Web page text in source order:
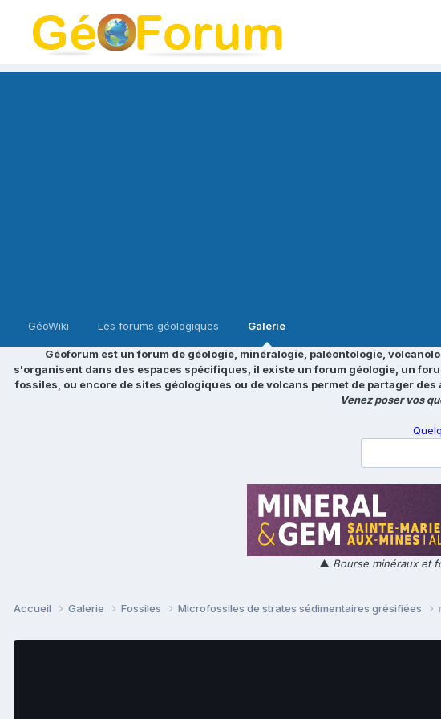
GéoWiki Les forums géologiques Galerie
Géoforum est un forum de géologie, minéralogie, paléontologie,
s'organisent dans des espaces spécifiques, il existe un forum géologie, un
fossiles, ou encore de sites géologiques ou de volcans permet de partager
Venez poser vos
▲ Bourse minéraux et
Accueil Galerie Fossiles Microfossiles de strates sédimentaires grésifiées